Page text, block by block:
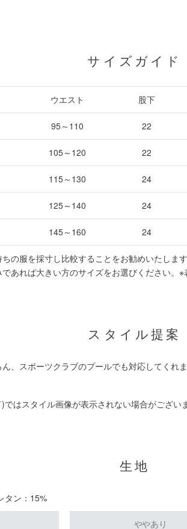
サイズガイド
ウエスト 股下
95～110 22
105～120 22
115～130 24
125～140 24
145～160 24
の服を採寸し比較することをお勧めいたしま
あれば大きい方のサイズをお選びください。 ※
スタイル提案
、スポーツクラブのプールでも対応してくれま
はスタイル画像が表示されない場合がございま
生地
タン：15%
ややあり